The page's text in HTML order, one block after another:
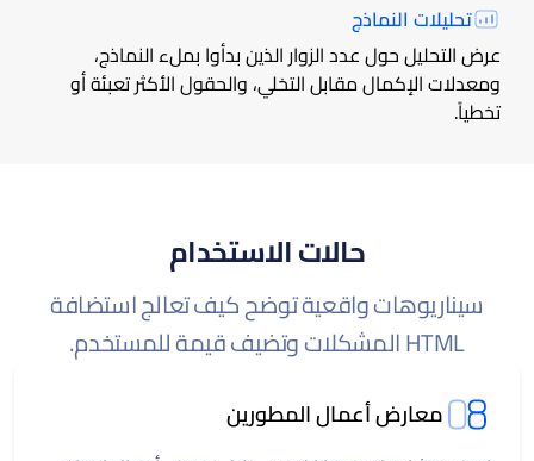
تحليلات النماذج
عرض التحليل حول عدد الزوار الذين بدأوا بملء النماذج،
ومعدلات الإكمال مقابل التخلي، والحقول الأكثر تعبئة أو
تخطياً.
حالات الاستخدام
سيناريوهات واقعية توضح كيف تعالج استضافة
HTML المشكلات وتضيف قيمة للمستخدم.
معارض أعمال المطورين